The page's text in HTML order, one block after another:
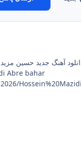
آهنگ جدید حسین
Abre bahar